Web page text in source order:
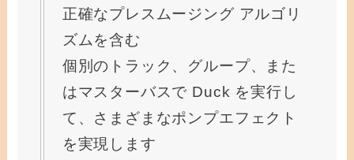
正確なプレスムージング アルゴリ
ズムを含む
個別のトラック、グループ、また
はマスターバスで Duck を実行し
て、さまざまなポンプエフェクト
を実現します